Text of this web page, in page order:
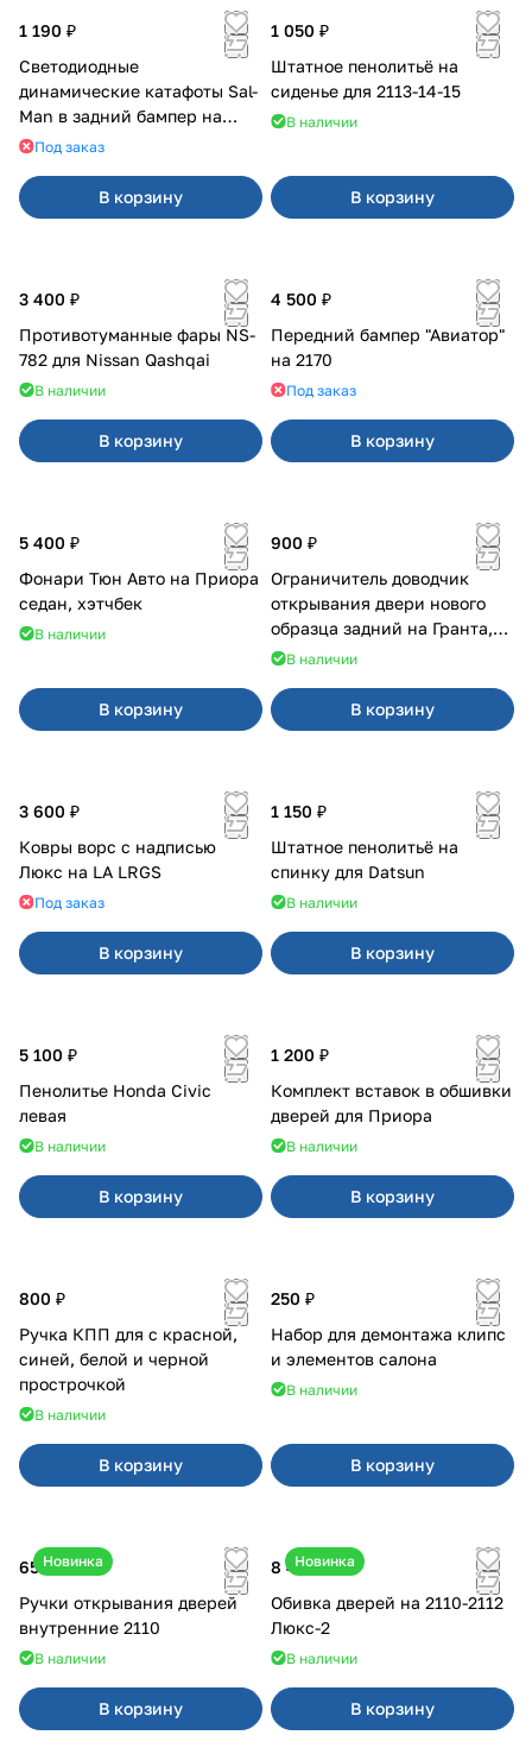
1 190 ₽
Светодиодные
динамические катафоты Sal-
Man в задний бампер на
Приора 2
Под заказ
В корзину
1 050 ₽
Штатное пенолитьё на
сиденье для 2113-14-15
В наличии
В корзину
3 400 ₽
Противотуманные фары NS-
782 для Nissan Qashqai
В наличии
В корзину
4 500 ₽
Передний бампер "Авиатор"
на 2170
Под заказ
В корзину
5 400 ₽
Фонари Тюн Авто на Приора
седан, хэтчбек
В наличии
В корзину
900 ₽
Ограничитель доводчик
открывания двери нового
образца задний на Гранта,
Урбан
В наличии
В корзину
3 600 ₽
Ковры ворс с надписью
Люкс на LA LRGS
Под заказ
В корзину
1 150 ₽
Штатное пенолитьё на
спинку для Datsun
В наличии
В корзину
5 100 ₽
Пенолитье Honda Civic
левая
В наличии
В корзину
1 200 ₽
Комплект вставок в обшивки
дверей для Приора
В наличии
В корзину
800 ₽
Ручка КПП для с красной,
синей, белой и черной
прострочкой
В наличии
В корзину
250 ₽
Набор для демонтажа клипс
и элементов салона
В наличии
В корзину
Новинка
650 ₽
Ручки открывания дверей
внутренние 2110
В наличии
В корзину
Новинка
8 400 ₽
Обивка дверей на 2110-2112
Люкс-2
В наличии
В корзину